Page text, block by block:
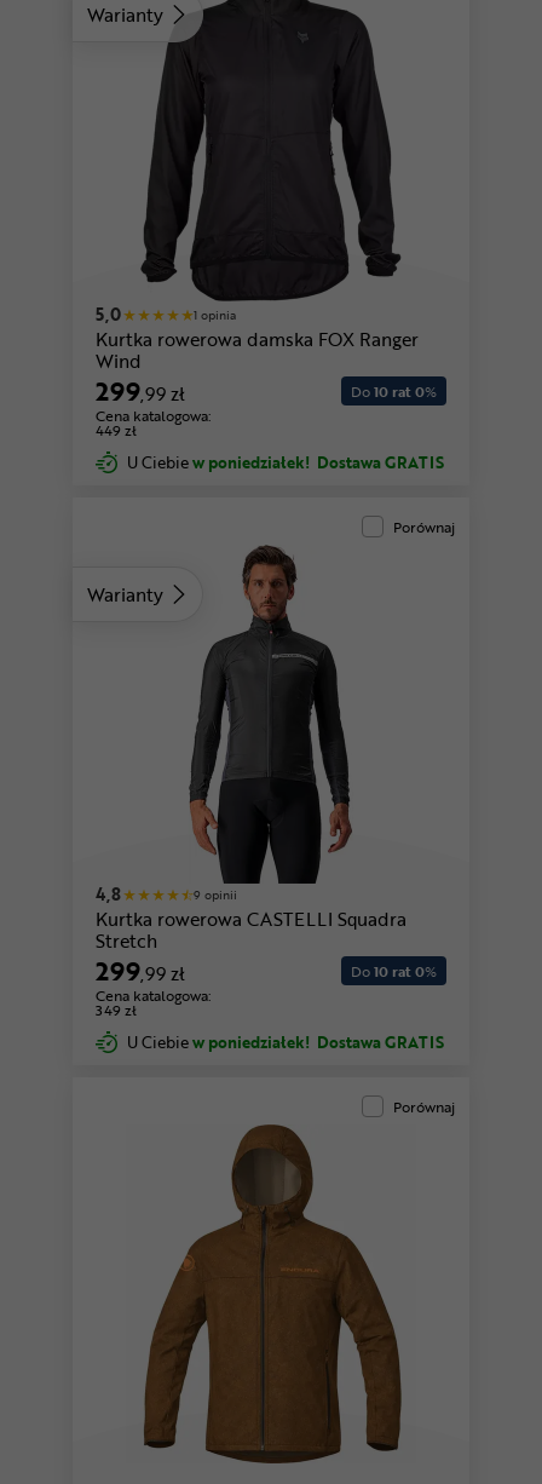
Warianty
granatowy
5,0 1 opinia
Kurtka rowerowa damska FOX Ranger
Wind
299,99 zł
Cena katalogowa:
449 zł
Do10 rat 0%
U Ciebiew poniedziałek! Dostawa GRATIS
Warianty
Porównaj
4,8 9 opinii
Kurtka rowerowa CASTELLI Squadra
Stretch
299,99 zł
Cena katalogowa:
349 zł
Do10 rat 0%
U Ciebiew poniedziałek! Dostawa GRATIS
Porównaj